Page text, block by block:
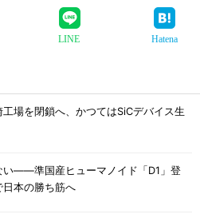
LINE Hatena
場を閉鎖へ、かつてはSiCデバイス生
い――準国産ヒューマノイド「D1」登
本の勝ち筋へ